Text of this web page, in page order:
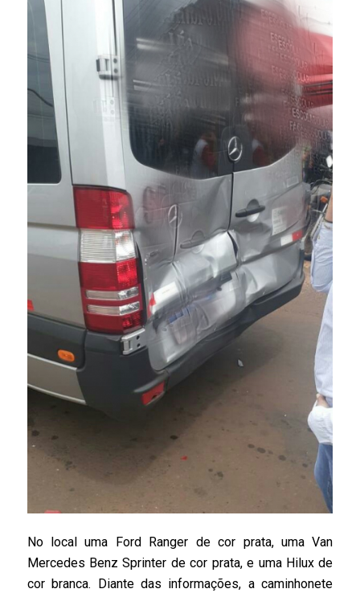
No local uma Ford Ranger de cor prata, uma Van
Mercedes Benz Sprinter de cor prata, e uma Hilux de
cor branca. Diante das informações, a caminhonete